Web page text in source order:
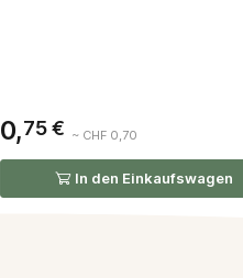
0,75 € ~ CHF 0,70
In den Einkaufswagen